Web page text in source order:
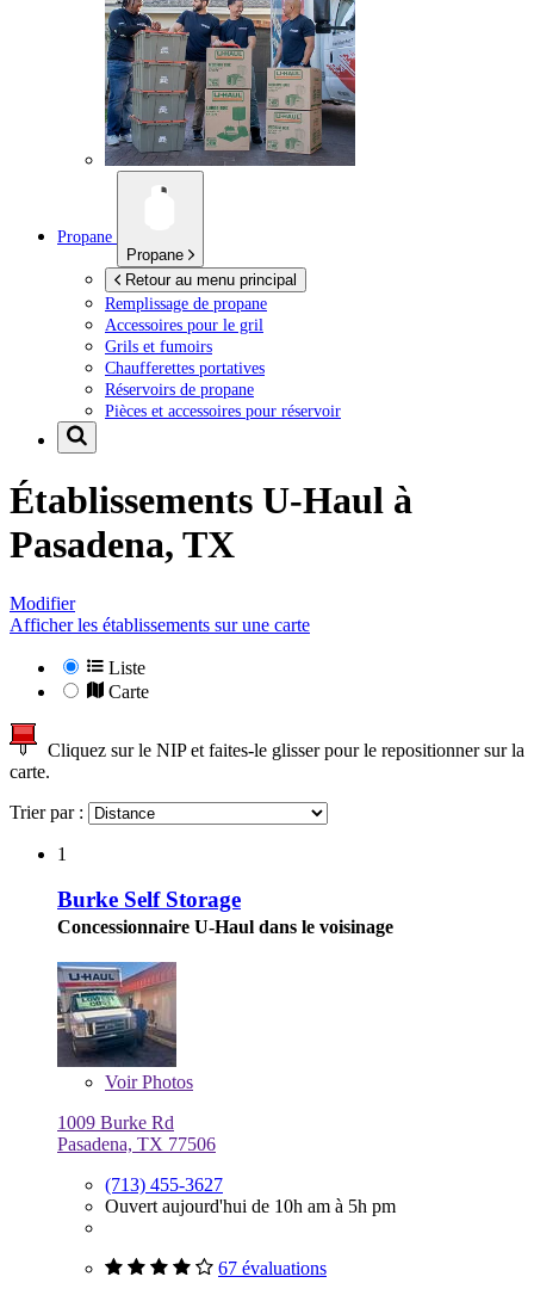
Propane
Propane
Retour au menu principal
Remplissage de propane
Accessoires pour le gril
Grils et fumoirs
Chaufferettes portatives
Réservoirs de propane
Pièces et accessoires pour réservoir
Établissements U-Haul à
Pasadena, TX
Modifier
Afficher les établissements sur une carte
Liste
Carte
Cliquez sur le NIP et faites-le glisser pour le repositionner sur la
carte.
Trier par :
1
Burke Self Storage
Concessionnaire U-Haul dans le voisinage
VoirPhotos
1009 Burke Rd
Pasadena, TX 77506
(713) 455-3627
Ouvert aujourd'hui de 10h am à 5h pm
67 évaluations